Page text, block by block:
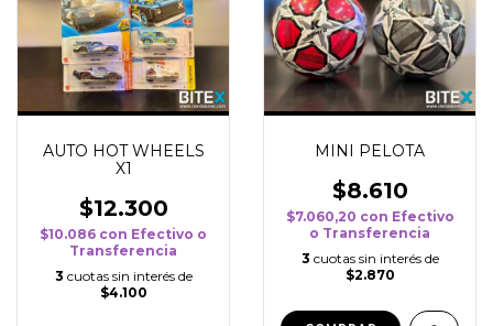
AUTO HOT WHEELS
X1
$12.300
$10.086 con Efectivo o
Transferencia
3 cuotas sin interés de
$4.100
MINI PELOTA
$8.610
$7.060,20 con Efectivo
o Transferencia
3 cuotas sin interés de
$2.870